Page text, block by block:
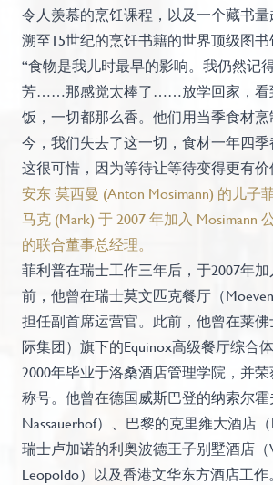
令人羡慕的烹饪课程，以及一个藏书量
溯至15世纪的烹饪书籍的世界顶级图书
“食物是我儿时最早的影响。我仍然记
芳……那感觉太棒了……放学回家，看
饭，一切都那么香。他们用当季食材
今，我们失去了这一切，食材一年四
这很可惜，因为等待让等待变得更有价
安东·莫西曼 (Anton Mosimann) 的儿子
马克 (Mark) 于 2007 年加入 Mosimann
的联合董事总经理。
菲利普在瑞士工作三年后，于2007年
前，他曾在瑞士莫文匹克餐厅（
担任副首席运营官。此前，他曾在莱佛
际集团）旗下的Equinox高级餐厅综合
2000年毕业于洛桑酒店管理学院，并荣
称号。他曾在德国威斯巴登的纳索尔
Nassauerhof）、巴黎的克里雍大酒店
瑞士卢加诺的利奥波德王子别墅酒店（
Leopoldo）以及香港文华东方酒店工作